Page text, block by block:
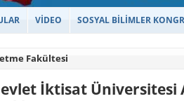
VİDEO SOSYAL BİLİMLER
Fakültesi
İktisat Üniversitesi